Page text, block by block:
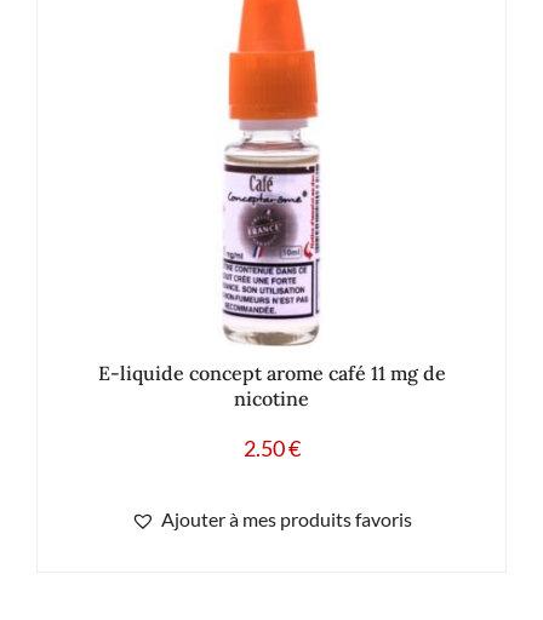
E-liquide concept arome café 11 mg de
nicotine
2.50€
Ajouter à mes produits favoris